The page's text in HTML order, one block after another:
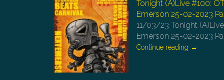
Tonight (A)Live #100:
Emerson 25-02-2023
11/03/23 Tonight
Emerson 25-02-2023
Continue reading →